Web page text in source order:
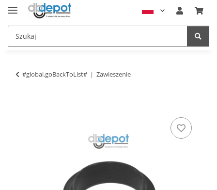
#global.goBackToList# Zawieszenie